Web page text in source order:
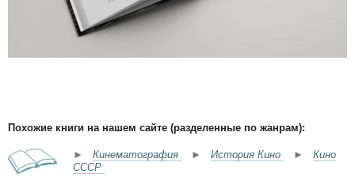
Похожие книги на нашем сайте (разделенные по жанрам):
► Кинематография ► История Кино ► Кино
СССР